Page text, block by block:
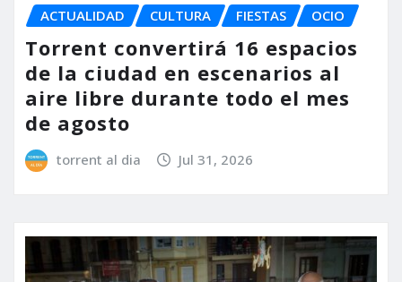
ACTUALIDAD CULTURA FIESTAS OCIO
Torrent convertirá 16 espacios
de la ciudad en escenarios al
aire libre durante todo el mes
de agosto
torrent al dia Jul 31, 2026